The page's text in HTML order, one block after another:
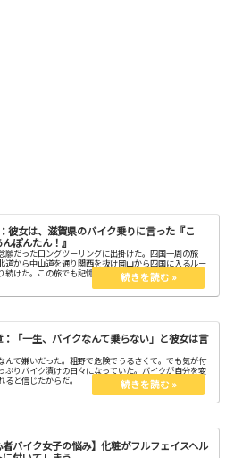
彼女は、滋賀県のバイク乗りに言った『こ
ぽんたん！』
願だったロングツーリングに出掛けた。四国一周の旅
道から中山道を通り関西を抜け岡山から四国に入るルー
続けた。この旅でも記憶に残る出会いが待っていた。
「一生、バイクなんて乗らない」と彼女は言
んて嫌いだった。粗野で危険でうるさくて。でも気が付
ぷりバイク漬けの日々になっていた。バイクが自分を変
ると信じたからだ。
者バイク女子の悩み】化粧がフルフェイスヘル